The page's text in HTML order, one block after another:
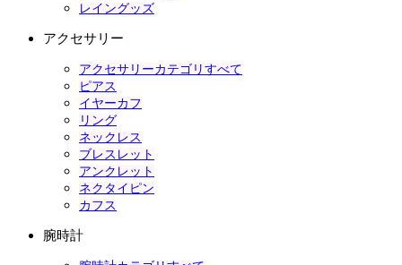
レイングッズ
アクセサリー
アクセサリーカテゴリすべて
ピアス
イヤーカフ
リング
ネックレス
ブレスレット
アンクレット
ネクタイピン
カフス
腕時計